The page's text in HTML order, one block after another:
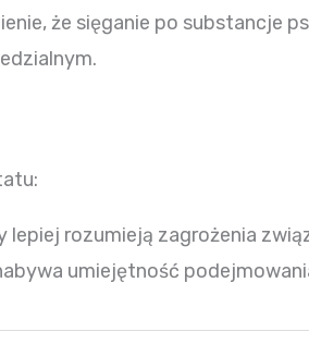
że sięganie po substancje
lepiej rozumieją zagrożenia
umiejętność